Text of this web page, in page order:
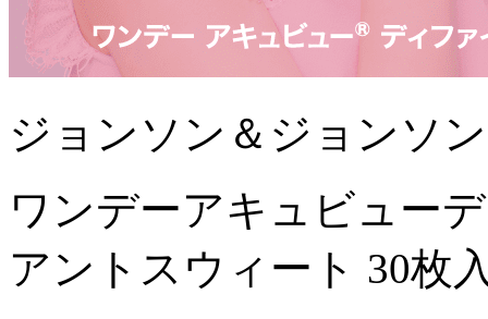
ジョンソン＆ジョンソン
ワンデーアキュビュー
アントスウィート 30枚